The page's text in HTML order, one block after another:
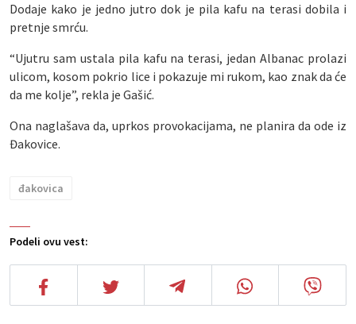
Podeli ovu vest:
Dodaje kako je jedno jutro dok je pila kafu na terasi dobila i
pretnje smrću.
“Ujutru sam ustala pila kafu na terasi, jedan Albanac prolazi
ulicom, kosom pokrio lice i pokazuje mi rukom, kao znak da će
da me kolje”, rekla je Gašić.
Ona naglašava da, uprkos provokacijama, ne planira da ode iz
Đakovice.
đakovica